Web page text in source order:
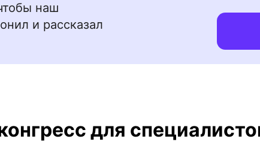
наш
и рассказал
для